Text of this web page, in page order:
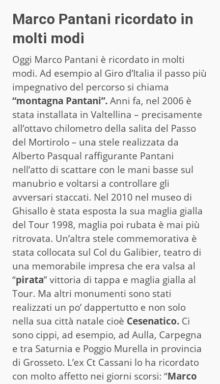
Marco Pantani ricordato in
molti modi
Oggi Marco Pantani è ricordato in molti
modi. Ad esempio al Giro d’Italia il passo più
impegnativo del percorso si chiama
“montagna Pantani”.Anni fa, nel 2006 è
stata installata in Valtellina – precisamente
all’ottavo chilometro della salita del Passo
del Mortirolo – una stele realizzata da
Alberto Pasqual raffigurante Pantani
nell’atto di scattare con le mani basse sul
manubrio e voltarsi a controllare gli
avversari staccati. Nel 2010 nel museo di
Ghisallo è stata esposta la sua maglia gialla
del Tour 1998, maglia poi rubata è mai più
ritrovata. Un’altra stele commemorativa è
stata collocata sul Col du Galibier, teatro di
una memorabile impresa che era valsa al
“pirata” vittoria di tappa e maglia gialla al
Tour. Ma altri monumenti sono stati
realizzati un po’ dappertutto e non solo
nella sua città natale cioè Cesenatico. Ci
sono cippi, ad esempio, ad Aulla, Carpegna
e tra Saturnia e Poggio Murella in provincia
di Grosseto. L’ex Ct Cassani lo ha ricordato
con molto affetto nei giorni scorsi: “Marco